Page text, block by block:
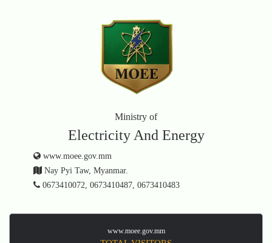
Ministry of
Electricity And Energy
www.moee.gov.mm
Nay Pyi Taw, Myanmar.
0673410072, 0673410487, 0673410483
www.moee.gov.mm